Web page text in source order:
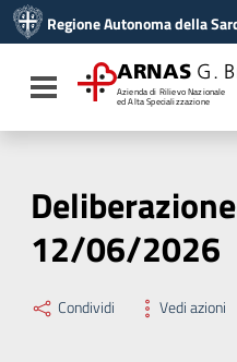
Vai al menu di navigazione
Vai al footer
Regione Autonoma della
Toggle navigation
ARNAS G.
Azienda di Rilievo Nazionale
ed Alta Specializzazione
12/06/2026
Condividi Vedi azioni